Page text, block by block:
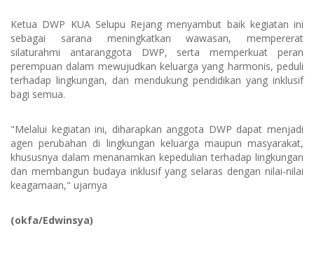
Ketua DWP KUA Selupu Rejang menyambut baik kegiatan ini
sebagai sarana meningkatkan wawasan, mempererat
silaturahmi antaranggota DWP, serta memperkuat peran
perempuan dalam mewujudkan keluarga yang harmonis, peduli
terhadap lingkungan, dan mendukung pendidikan yang inklusif
bagi semua.
"Melalui kegiatan ini, diharapkan anggota DWP dapat menjadi
agen perubahan di lingkungan keluarga maupun masyarakat,
khususnya dalam menanamkan kepedulian terhadap lingkungan
dan membangun budaya inklusif yang selaras dengan nilai-nilai
keagamaan," ujarnya
(okfa/Edwinsya)